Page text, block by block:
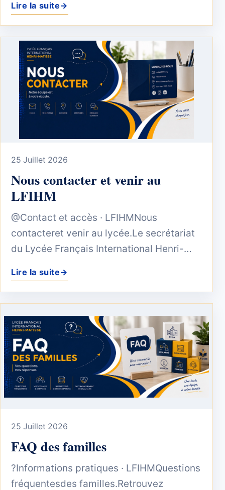
Français...
Lire la suite→
25 Juillet 2026
Nous contacter et venir au
LFIHM
@Contact et accès · LFIHMNous
contacteret venir au lycée.Le secrétariat
du Lycée Français International Henri-
Lire la suite→
25 Juillet 2026
FAQ des familles
?Informations pratiques · LFIHMQuestions
fréquentesdes familles.Retrouvez